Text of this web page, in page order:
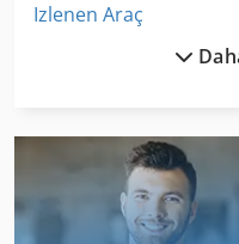
Izlenen Araç
Model Freze Makinesi
Ne Genişletme